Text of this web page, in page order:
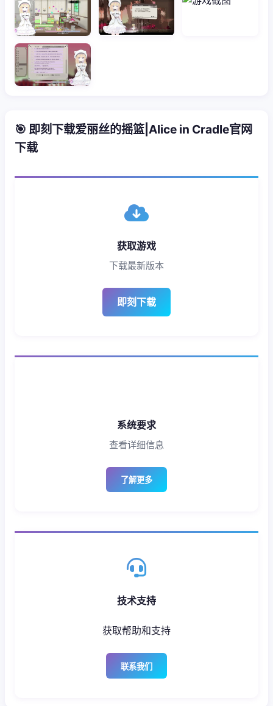
🎯 即刻下载爱丽丝的摇篮|Alice in Cradle官网
下载
获取游戏
下载最新版本
即刻下载
系统要求
查看详细信息
了解更多
技术支持
获取帮助和支持
联系我们